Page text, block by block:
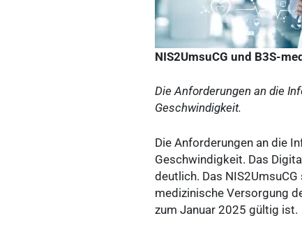
NIS2UmsuCG und B3S-
Die Anforderungen an die
Geschwindigkeit.
Die Anforderungen an die
Geschwindigkeit. Das
deutlich. Das
medizinische Versorgung
zum Januar 2025 gültig ist.